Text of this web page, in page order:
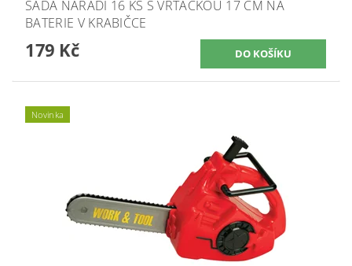
SADA NÁŘADÍ 16 KS S VRTAČKOU 17 CM NA
BATERIE V KRABIČCE
179 Kč
Novinka